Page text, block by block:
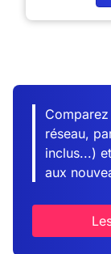
réseau,
inclus...)
aux